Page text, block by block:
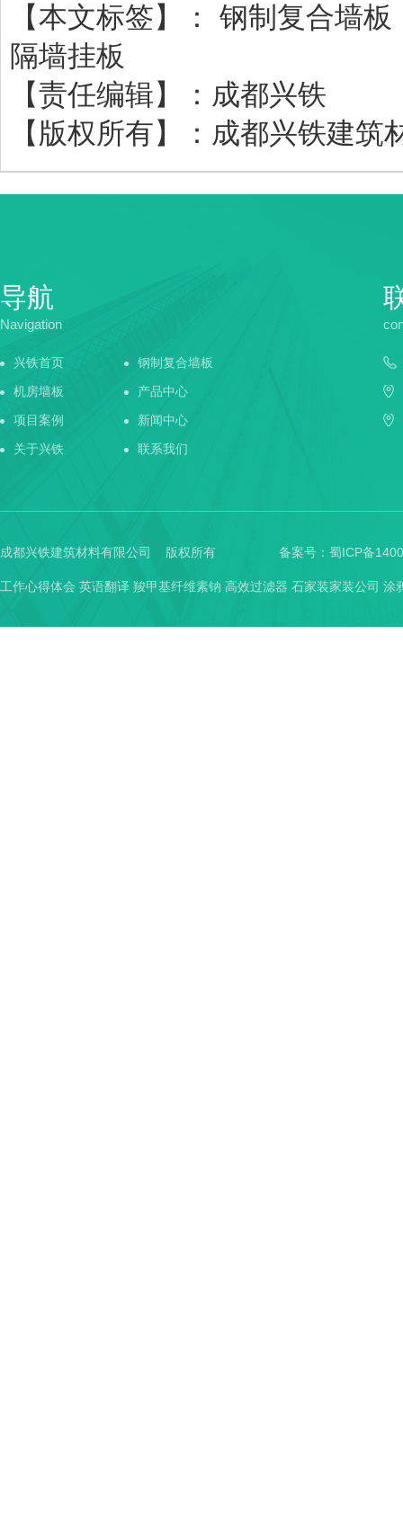
【本文标签】：
钢制复合墙板
隔墙挂板
【责任编辑】： 成都兴铁
【版权所有】： 成都兴铁建筑
导航
Navigation
兴铁首页
钢制复合墙板
机房墙板
产品中心
项目案例
新闻中心
关于兴铁
联系我们
成都兴铁建筑材料有限公司 版权所有 备案号： 蜀ICP备
工作心得体会 英语翻译 羧甲基纤维素钠 高效过滤器 石家装家装公司 涂